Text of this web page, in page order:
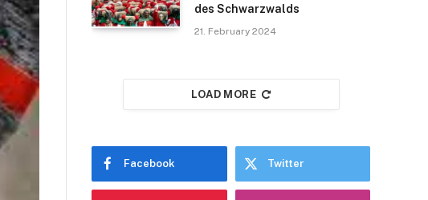
des Schwarzwalds
21. February 2024
LOAD MORE
Facebook Twitter